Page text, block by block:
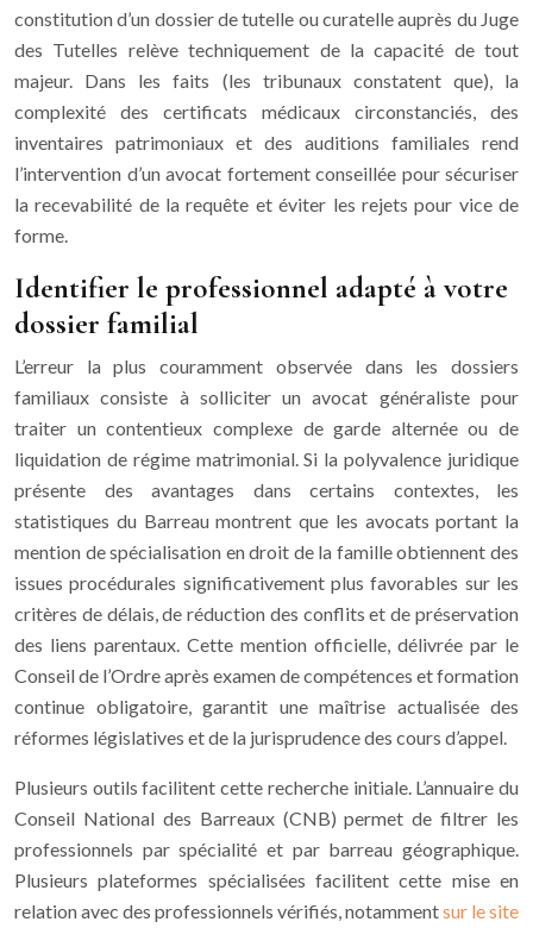
constitution d’un dossier de tutelle ou curatelle auprès du Juge
des Tutelles relève techniquement de la capacité de tout
majeur. Dans les faits (les tribunaux constatent que), la
complexité des certificats médicaux circonstanciés, des
inventaires patrimoniaux et des auditions familiales rend
l’intervention d’un avocat fortement conseillée pour sécuriser
la recevabilité de la requête et éviter les rejets pour vice de
forme.
Identifier le professionnel adapté à votre
dossier familial
L’erreur la plus couramment observée dans les dossiers
familiaux consiste à solliciter un avocat généraliste pour
traiter un contentieux complexe de garde alternée ou de
liquidation de régime matrimonial. Si la polyvalence juridique
présente des avantages dans certains contextes, les
statistiques du Barreau montrent que les avocats portant la
mention de spécialisation en droit de la famille obtiennent des
issues procédurales significativement plus favorables sur les
critères de délais, de réduction des conflits et de préservation
des liens parentaux. Cette mention officielle, délivrée par le
Conseil de l’Ordreaprès examen de compétences et formation
continue obligatoire, garantit une maîtrise actualisée des
réformes législatives et de la jurisprudence des cours d’appel.
Plusieurs outils facilitent cette recherche initiale. L’annuaire du
Conseil National des Barreaux(CNB) permet de filtrer les
professionnels par spécialité et par barreau géographique.
Plusieurs plateformes spécialisées facilitent cette mise en
relation avec des professionnels vérifiés, notammentsur le site